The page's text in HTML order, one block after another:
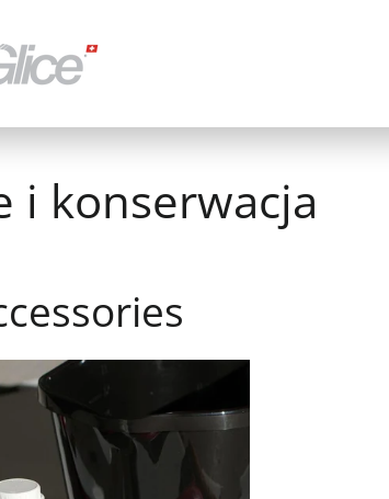
i konserwacja